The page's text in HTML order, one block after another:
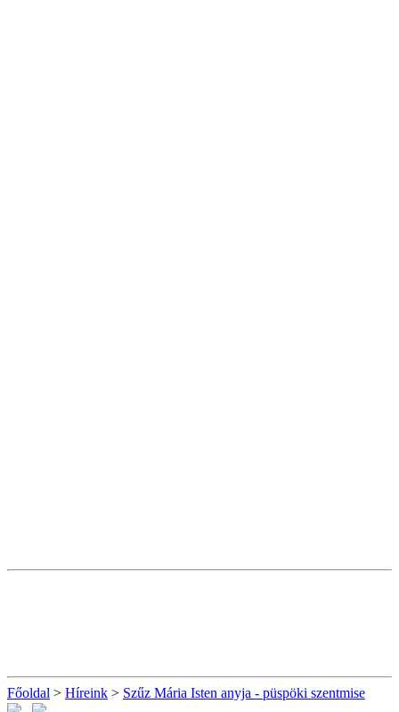
Főoldal > Híreink > Szűz Mária Isten anyja - püspöki szentmise